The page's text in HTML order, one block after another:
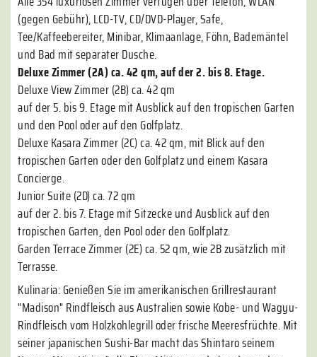
(gegen Gebühr), LCD-TV, CD/DVD-Player, Safe,
Tee/Kaffeebereiter, Minibar, Klimaanlage, Föhn, Bademäntel
und Bad mit separater Dusche.
Deluxe Zimmer (2A) ca. 42 qm, auf der 2. bis 8. Etage.
Deluxe View Zimmer (2B) ca. 42 qm
auf der 5. bis 9. Etage mit Ausblick auf den tropischen Garten
und den Pool oder auf den Golfplatz.
Deluxe Kasara Zimmer (2C) ca. 42 qm, mit Blick auf den
tropischen Garten oder den Golfplatz und einem Kasara
Concierge.
Junior Suite (2D) ca. 72 qm
auf der 2. bis 7. Etage mit Sitzecke und Ausblick auf den
tropischen Garten, den Pool oder den Golfplatz.
Garden Terrace Zimmer (2E) ca. 52 qm, wie 2B zusätzlich mit
Terrasse.
Kulinaria: Genießen Sie im amerikanischen Grillrestaurant
"Madison" Rindfleisch aus Australien sowie Kobe- und Wagyu-
Rindfleisch vom Holzkohlegrill oder frische Meeresfrüchte. Mit
seiner japanischen Sushi-Bar macht das Shintaro seinem